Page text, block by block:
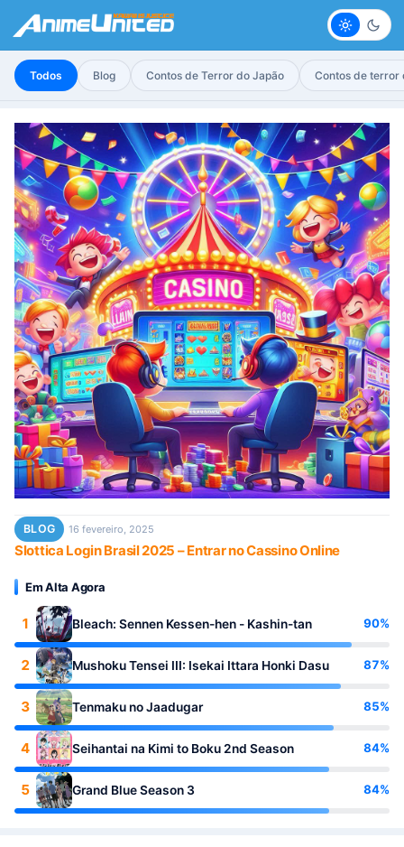
Claro
Todos Blog Contos de Terror do Japão Contos de terror
BLOG 16 fevereiro, 2025
Slottica Login Brasil 2025 – Entrar no Cassino Online
Em Alta Agora
1 Bleach: Sennen Kessen-hen - Kashin-tan 90%
2 Mushoku Tensei III: Isekai Ittara Honki Dasu 87%
3 Tenmaku no Jaadugar 85%
4 Seihantai na Kimi to Boku 2nd Season 84%
5 Grand Blue Season 3 84%